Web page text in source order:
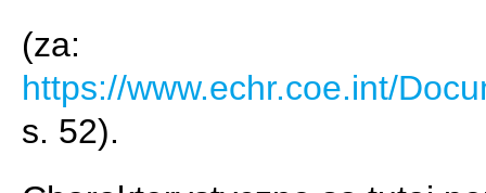
(za:
https://www.echr.coe.int/
s. 52).